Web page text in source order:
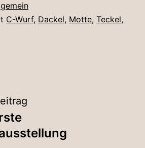
C-Wurf, Dackel, Motte, Teckel,